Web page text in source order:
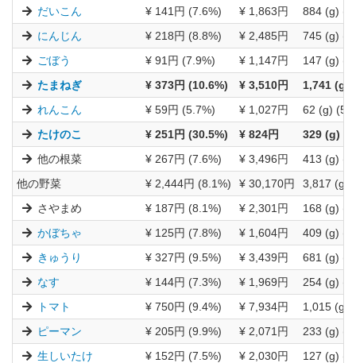
だいこん
¥ 141円 (7.6%) ¥ 1,863円
884 (g)
にんじん
¥ 218円 (8.8%) ¥ 2,485円
745 (g)
ごぼう
¥ 91円 (7.9%) ¥ 1,147円
147 (g)
たまねぎ
¥ 373円 (10.6%) ¥ 3,510円
1,741 (g)
れんこん
¥ 59円 (5.7%) ¥ 1,027円
62 (g)
たけのこ
¥ 251円 (30.5%) ¥ 824円
329 (g)
他の根菜
¥ 267円 (7.6%) ¥ 3,496円
413 (g)
他の野菜
¥ 2,444円 (8.1%) ¥ 30,170円
3,817 (g)
さやまめ
¥ 187円 (8.1%) ¥ 2,301円
168 (g)
かぼちゃ
¥ 125円 (7.8%) ¥ 1,604円
409 (g)
きゅうり
¥ 327円 (9.5%) ¥ 3,439円
681 (g)
なす
¥ 144円 (7.3%) ¥ 1,969円
254 (g)
トマト
¥ 750円 (9.4%) ¥ 7,934円
1,015 (g)
ピーマン
¥ 205円 (9.9%) ¥ 2,071円
233 (g)
生しいたけ
¥ 152円 (7.5%) ¥ 2,030円
127 (g)